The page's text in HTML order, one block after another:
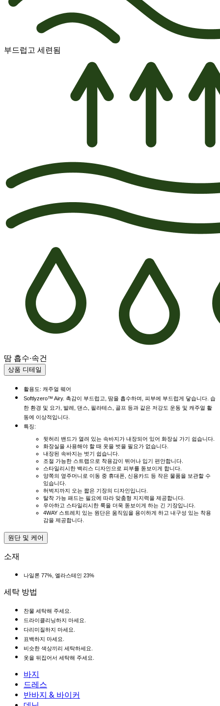
부드럽고 세련됨
땀 흡수·속건
상품 디테일
활용도: 캐주얼 웨어
Softlyzero™ Airy. 촉감이 부드럽고, 땀을 흡수하며, 피부에 부드럽게 닿습니다. 습
한 환경 및 요가, 발레, 댄스, 필라테스, 골프 등과 같은 저강도 운동 및 캐주얼 활
동에 이상적입니다.
특징:
뒷허리 밴드가 열려 있는 속바지가 내장되어 있어 화장실 가기 쉽습니다.
화장실을 사용해야 할 때 옷을 벗을 필요가 없습니다.
내장된 속바지는 벗기 쉽습니다.
조절 가능한 스트랩으로 착용감이 뛰어나 입기 편안합니다.
스타일리시한 백리스 디자인으로 피부를 돋보이게 합니다.
양쪽의 옆주머니로 이동 중 휴대폰, 신용카드 등 작은 물품을 보관할 수
있습니다.
허벅지까지 오는 짧은 기장의 디자인입니다.
탈착 가능 패드는 필요에 따라 맞춤형 지지력을 제공합니다.
우아하고 스타일리시한 룩을 더욱 돋보이게 하는 긴 기장입니다.
4WAY 스트레치 있는 원단은 움직임을 용이하게 하고 내구성 있는 착용
감을 제공합니다.
원단 및 케어
소재
나일론 77%, 엘라스테인 23%
세탁 방법
찬물 세탁해 주세요.
드라이클리닝하지 마세요.
다리미질하지 마세요.
표백하지 마세요.
비슷한 색상끼리 세탁하세요.
옷을 뒤집어서 세탁해 주세요.
바지
바지
조거
작업 바지
드레스
드레스
액티브 드레스
반바지 & 바이커
반바지 & 바이커